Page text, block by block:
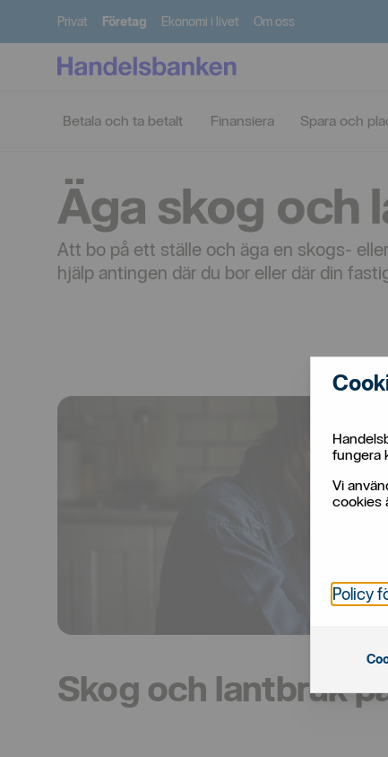
fungera
Vi
cookies
Policy
Privat Företag Ekonomi i livet Om oss
Betala och ta betalt Finansiera Spara och
oss
bransch
lantbruk
Äga skog och
Att bo på ett ställe och äga en skogs-
hjälp antingen där du bor eller där din
Skog och lantbruk